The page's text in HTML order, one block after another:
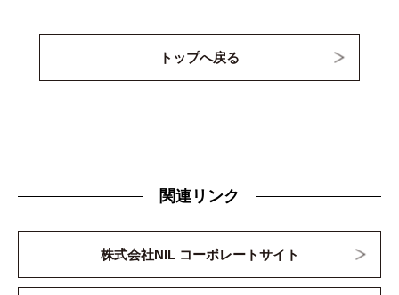
トップへ戻る
関連リンク
株式会社NIL コーポレートサイト